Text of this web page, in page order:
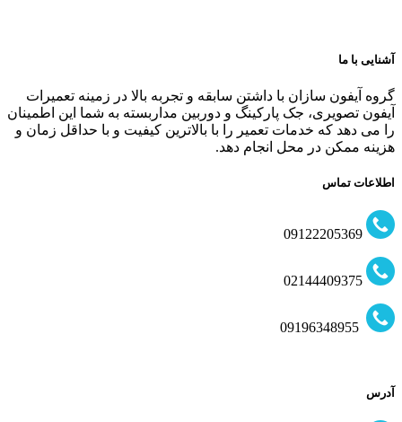
آشنایی با ما
گروه آیفون سازان با داشتن سابقه و تجربه بالا در زمینه تعمیرات
آیفون تصویری، جک پارکینگ و دوربین مداربسته به شما این اطمینان
را می دهد که خدمات تعمیر را با بالاترین کیفیت و با حداقل زمان و
هزینه ممکن در محل انجام دهد.
اطلاعات تماس
آدرس